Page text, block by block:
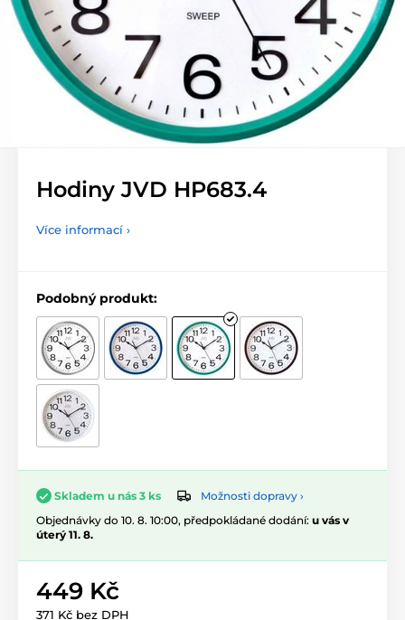
Hodiny JVD HP683.4
Více informací ›
Podobný produkt:
Skladem u nás 3 ks
Možnosti dopravy ›
Objednávky do 10. 8. 10:00, předpokládané dodání: u vás v
úterý 11. 8.
449 Kč
371 Kč bez DPH